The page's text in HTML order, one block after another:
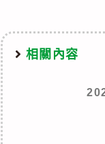
相關內容